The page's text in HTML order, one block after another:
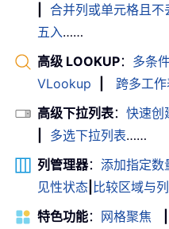
合并列或单元格且不
五入……
高级 LOOKUP： 多条
VLookup
跨多工
高级下拉列表： 快速创
多选下拉列表……
列管理器： 添加指定数
见性状态 比较区域与列
特色功能： 网格聚焦